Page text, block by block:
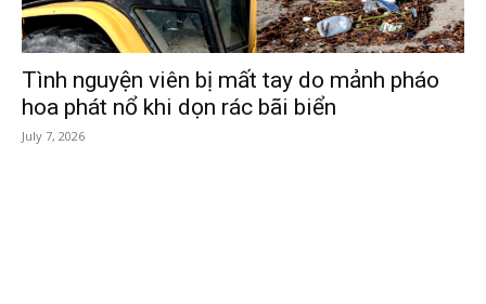
Tình nguyện viên bị mất tay do mảnh pháo
hoa phát nổ khi dọn rác bãi biển
July 7, 2026